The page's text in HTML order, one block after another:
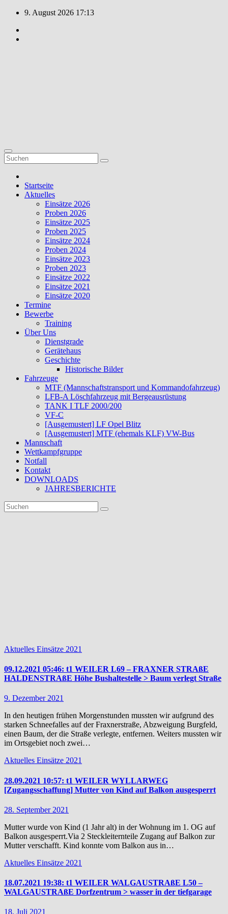
Zum
springen
9. August 2026 17:13
Startseite
Aktuelles
Einsätze 2026
Proben 2026
Einsätze 2025
Proben 2025
Einsätze 2024
Proben 2024
Einsätze 2023
Proben 2023
Einsätze 2022
Einsätze 2021
Einsätze 2020
Termine
Bewerbe
Training
Über Uns
Dienstgrade
Gerätehaus
Geschichte
Historische Bilder
Fahrzeuge
MTF (Mannschaftstransport und Kommandofahrzeug)
LFB-A Löschfahrzeug mit Bergeausrüstung
TANK I TLF 2000/200
VF-C
[Ausgemustert] LF Opel Blitz
[Ausgemustert] MTF (ehemals KLF) VW-Bus
Mannschaft
Wettkampfgruppe
Notfall
Kontakt
DOWNLOADS
JAHRESBERICHTE
Aktuelles Einsätze 2021
09.12.2021 05:46: t1 WEILER L69 – FRAXNER STRAßE
HALDENSTRAßE Höhe Bushaltestelle > Baum verlegt Straße
9. Dezember 2021
In den heutigen frühen Morgenstunden mussten wir aufgrund des
starken Schneefalles auf der Fraxnerstraße, Abzweigung Burgfeld,
einen Baum, der die Straße verlegte, entfernen. Weiters mussten wir
im Ortsgebiet noch zwei…
Aktuelles Einsätze 2021
28.09.2021 10:57: t1 WEILER WYLLARWEG
[Zugangsschaffung] Mutter von Kind auf Balkon ausgesperrt
28. September 2021
Mutter wurde von Kind (1 Jahr alt) in der Wohnung im 1. OG auf
Balkon ausgesperrt.Via 2 Steckleiternteile Zugang auf Balkon zur
Mutter verschafft. Kind konnte vom Balkon aus in…
Aktuelles Einsätze 2021
18.07.2021 19:38: t1 WEILER WALGAUSTRAßE L50 –
WALGAUSTRAßE Dorfzentrum > wasser in der tiefgarage
18. Juli 2021